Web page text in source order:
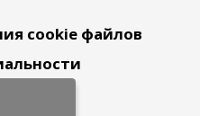
cookie файлов